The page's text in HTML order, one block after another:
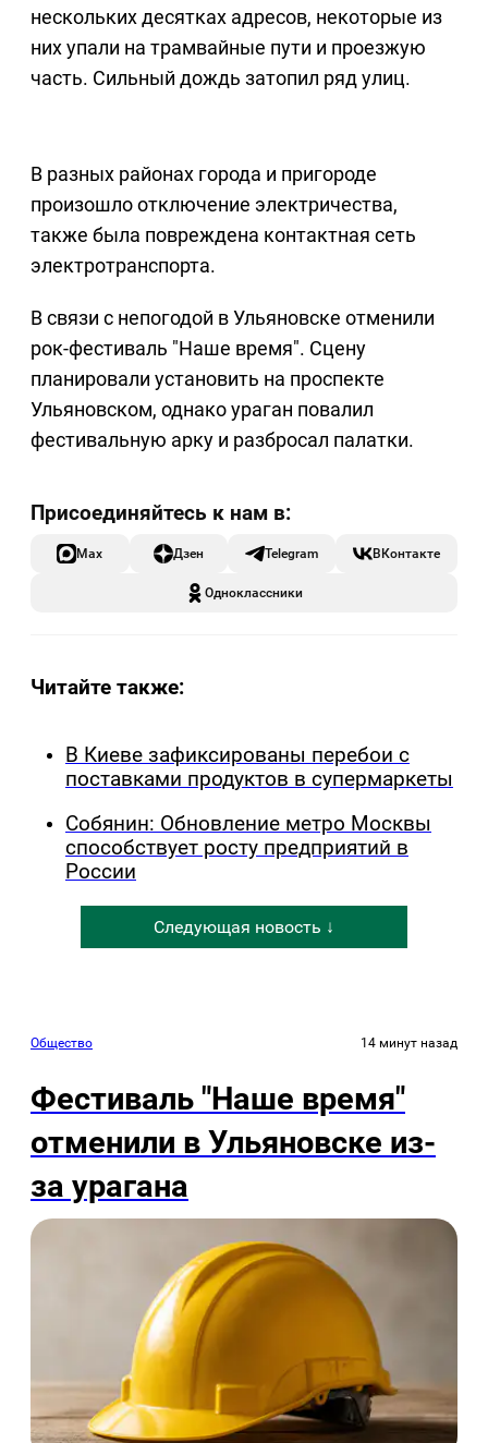
нескольких десятках адресов, некоторые из
них упали на трамвайные пути и проезжую
часть. Сильный дождь затопил ряд улиц.
В разных районах города и пригороде
произошло отключение электричества,
также была повреждена контактная сеть
электротранспорта.
В связи с непогодой в Ульяновске отменили
рок-фестиваль "Наше время". Сцену
планировали установить на проспекте
Ульяновском, однако ураган повалил
фестивальную арку и разбросал палатки.
Max Дзен Telegram ВКонтакте
Одноклассники
Читайте также:
В Киеве зафиксированы перебои с
поставками продуктов в супермаркеты
Собянин: Обновление метро Москвы
способствует росту предприятий в
России
Следующая новость ↓
Общество 14 минут назад
Фестиваль "Наше время"
отменили в Ульяновске из-
за урагана